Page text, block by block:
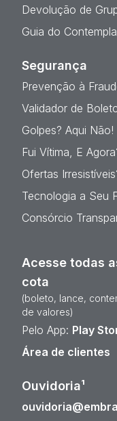
Devolução de
Guia do
Segurança
Prevenção à
Validador de
Golpes? Aqui Não!
Fui Vítima, E
Ofertas
Tecnologia a Seu
Consórcio
Acesse todas
cota
(boleto, lance,
de valores)
Pelo App: Play
Área de clientes
Ouvidoria¹